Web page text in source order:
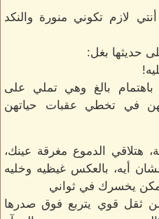
لازم تكوني منورة والنكد
حديثها بغل:
بالغ وهي تملي على
في تخطي عقبات حياتهن
الدموع مغرقة عينك،
أيه، بالعكس غيظيه وخليه
يخسرك في ثواني
ثقل قوي يتربع فوق صدرها